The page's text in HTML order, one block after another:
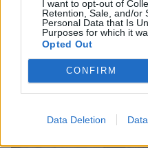
I want to opt-out of
Retention, Sale, and/or
Personal Data that Is
Purposes for which it
Opted Out
CONFIRM
Data Deletion